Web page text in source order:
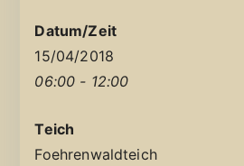
Datum/Zeit
15/04/2018
06:00 - 12:00
Teich
Foehrenwaldteich